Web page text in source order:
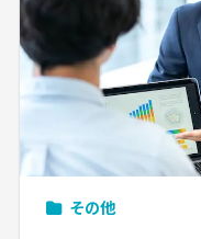
その他